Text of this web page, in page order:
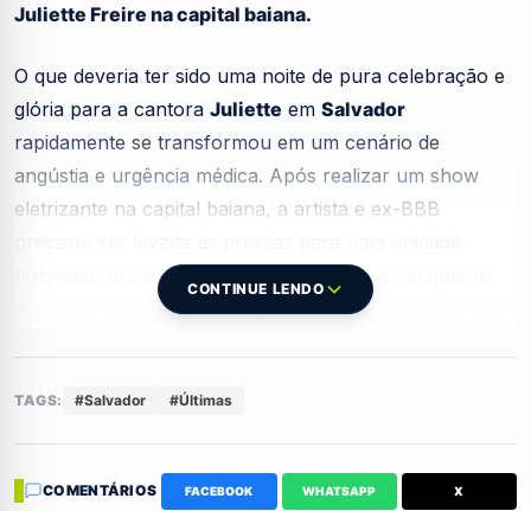
Juliette Freire na capital baiana.
O que deveria ter sido uma noite de pura celebração e
glória para a cantora Juliette em Salvador
rapidamente se transformou em um cenário de
angústia e urgência médica. Após realizar um show
eletrizante na capital baiana, a artista e ex-BBB
hospitalar durante a
devido a um quadro
de saúde alarmante que pegou todos de surpresa logo
Conforme revelado pela própria estrela neste
forma súbita logo após ela retornar para sua
residência temporária após o evento. O que
CONTINUE LENDO
TAGS: #Salvador #Últimas
COMENTÁRIOS FACEBOOK WHATSAPP X